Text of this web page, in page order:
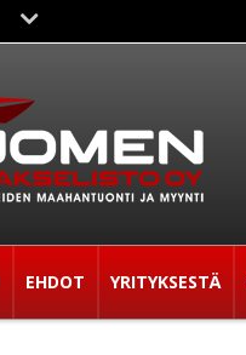
EHDOT YRITYKSESTÄ